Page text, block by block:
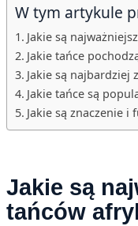
W tym artykule
Jakie są
Jakie tańce
Jakie są najbardziej
Jakie tańce są
Jakie są znaczenie i
Jakie są
tańców